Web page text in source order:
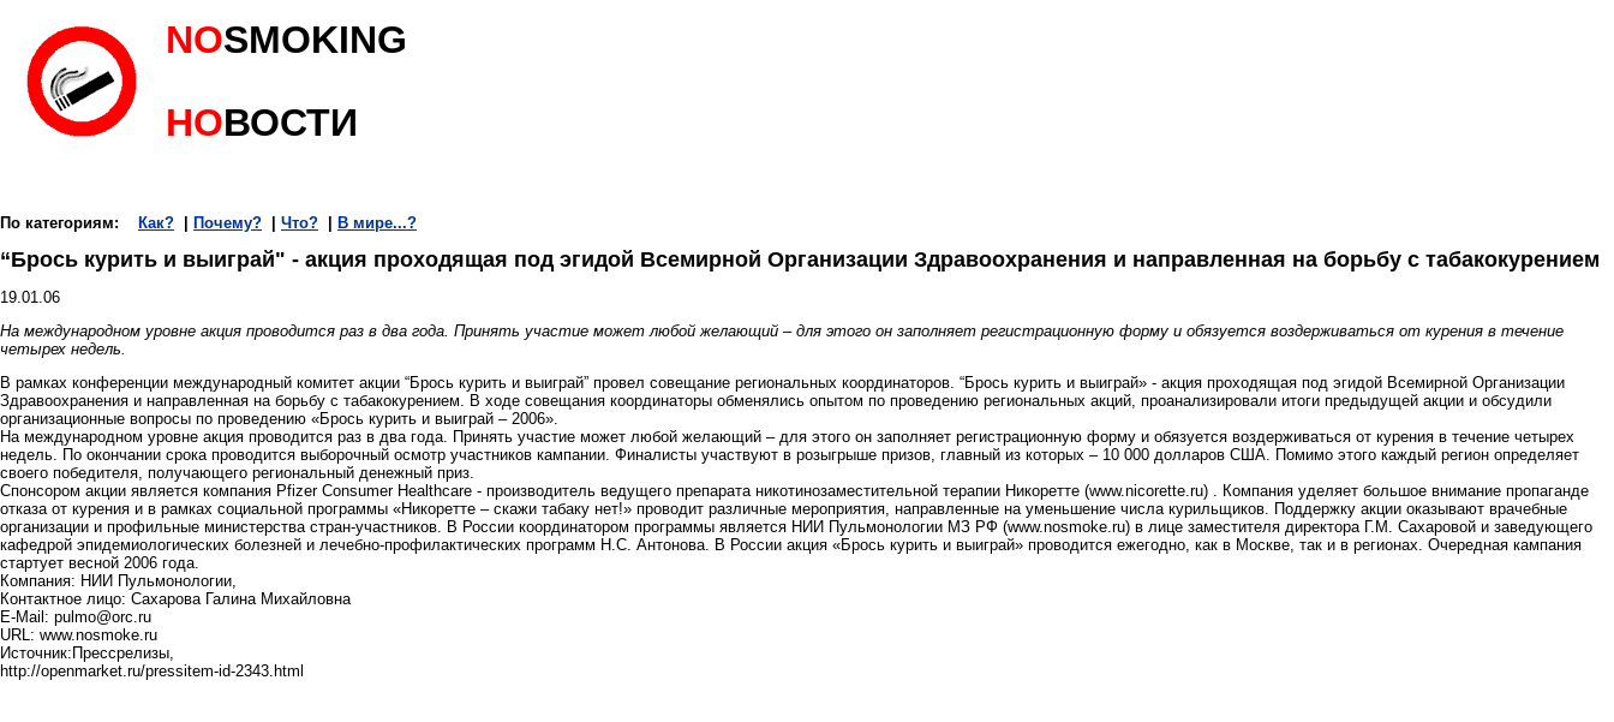
NOSMOKING
НОВОСТИ
По категориям: Как? | Почему? | Что? | В мире...?
“Брось курить и выиграй" - акция проходящая под эгидой Всемирной Организации Здравоохранения и направленная на борьбу с табакокурением
19.01.06
На международном уровне акция проводится раз в два года. Принять участие может любой желающий – для этого он заполняет регистрационную форму и обязуется воздерживаться от курения в течение
четырех недель.
В рамках конференции международный комитет акции “Брось курить и выиграй” провел совещание региональных координаторов. “Брось курить и выиграй» - акция проходящая под эгидой Всемирной Организации
Здравоохранения и направленная на борьбу с табакокурением. В ходе совещания координаторы обменялись опытом по проведению региональных акций, проанализировали итоги предыдущей акции и обсудили
организационные вопросы по проведению «Брось курить и выиграй – 2006».
На международном уровне акция проводится раз в два года. Принять участие может любой желающий – для этого он заполняет регистрационную форму и обязуется воздерживаться от курения в течение четырех
недель. По окончании срока проводится выборочный осмотр участников кампании. Финалисты участвуют в розыгрыше призов, главный из которых – 10 000 долларов США. Помимо этого каждый регион определяет
своего победителя, получающего региональный денежный приз.
Спонсором акции является компания Pfizer Consumer Healthcare - производитель ведущего препарата никотинозаместительной терапии Никоретте (www.nicorette.ru) . Компания уделяет большое внимание пропаганде
отказа от курения и в рамках социальной программы «Никоретте – скажи табаку нет!» проводит различные мероприятия, направленные на уменьшение числа курильщиков. Поддержку акции оказывают врачебные
организации и профильные министерства стран-участников. В России координатором программы является НИИ Пульмонологии МЗ РФ (www.nosmoke.ru) в лице заместителя директора Г.М. Сахаровой и заведующего
кафедрой эпидемиологических болезней и лечебно-профилактических программ Н.С. Антонова. В России акция «Брось курить и выиграй» проводится ежегодно, как в Москве, так и в регионах. Очередная кампания
стартует весной 2006 года.
Компания: НИИ Пульмонологии,
Контактное лицо: Сахарова Галина Михайловна
E-Mail: pulmo@orc.ru
URL: www.nosmoke.ru
Источник:Прессрелизы,
http://openmarket.ru/pressitem-id-2343.html